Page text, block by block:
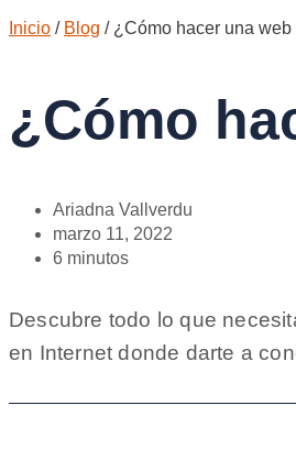
Inicio / Blog / ¿Cómo hacer una
¿Cómo
Ariadna Vallverdu
marzo 11, 2022
6 minutos
Descubre todo lo que
en Internet donde darte a